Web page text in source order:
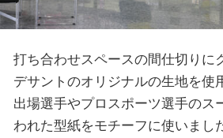
打ち合わせスペースの間仕切りに
デサントのオリジナルの生地を使
出場選手やプロスポーツ選手のス
われた型紙をモチーフに使いまし